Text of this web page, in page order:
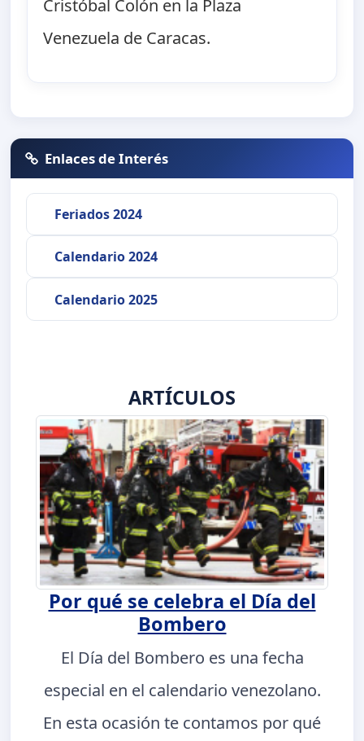
Cristóbal Colón en la Plaza
Venezuela de Caracas.
Enlaces de Interés
Feriados 2024
Calendario 2024
Calendario 2025
ARTÍCULOS
Por qué se celebra el Día del
Bombero
El Día del Bombero es una fecha
especial en el calendario venezolano.
En esta ocasión te contamos por qué